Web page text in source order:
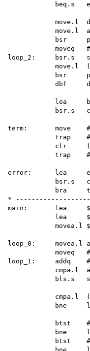
beq.s
move.l
move.l
bsr
moveq
loop_2:     bsr.s
move.l
bsr
dbf
lea
bsr.s
term:       move
trap
clr
trap
error:      lea
bsr.s
bra
*
main:       lea
lea
movea.l
loop_0:
moveq
loop_1:     addq
cmpa.l
bls.s
cmpa.l
bne
btst
bne
btst